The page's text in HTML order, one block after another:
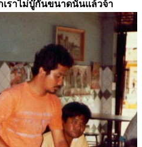
เราไม่บู๊กันขนาดนั้นแล้วจ้า